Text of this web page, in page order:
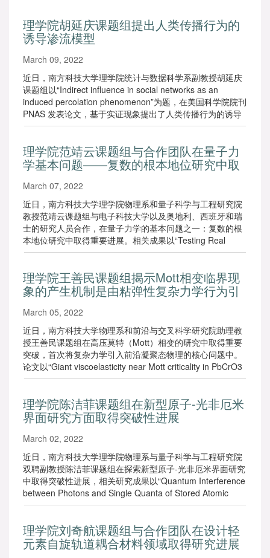
理学院胡延庆课题组提出人类传播行为的
诱导渗流模型
March 09, 2022
近日，南方科技大学理学院统计与数据科学系副教授胡延庆
课题组以“Indirect influence in social networks as an
induced percolation phenomenon”为题，在美国科学院院刊
PNAS 发表论文，基于实证现象提出了人类传播行为的诱导
渗流模型。
理学院范靖云课题组与合作团队在量子力
学基本问题——复数的根本地位研究中取
March 07, 2022
近日，南方科技大学理学院物理系和量子科学与工程研究院
教授范靖云课题组与电子科技大学以及奥地利、西班牙和瑞
士的研究人员合作，在量子力学的基本问题之一：复数的根
本地位研究中取得重要进展。相关成果以“Testing Real
Quantum Theory in an Optical Quantum Network”为题发表
理学院王善民课题组揭示Mott相变临界现
象的产生机制是由粘弹性复杂力学行为引
March 05, 2022
近日，南方科技大学物理系和前沿与交叉科学研究院助理教
授王善民课题组在高压莫特（Mott）相变的研究中取得重要
突破，首次将复杂力学引入前沿凝聚态物理的核心问题中。
论文以“Giant viscoelasticity near Mott criticality in PbCrO3
with large lattice anomalies”为题，发表在学术期刊《物理评
理学院陈洁菲课题组在新型原子-光非厄米
界面研究方面取得突破性进展
March 02, 2022
近日，南方科技大学理学院物理系与量子科学与工程研究院
双聘副教授陈洁菲课题组在探索新型原子-光非厄米界面研究
中取得突破性进展，相关研究成果以“Quantum Interference
between Photons and Single Quanta of Stored Atomic
Coherence”为题发表在国际物理顶级学术期刊《物理评论快
理学院刘奇航课题组与合作团队在设计轻
元素自旋轨道耦合材料领域取得研究进展